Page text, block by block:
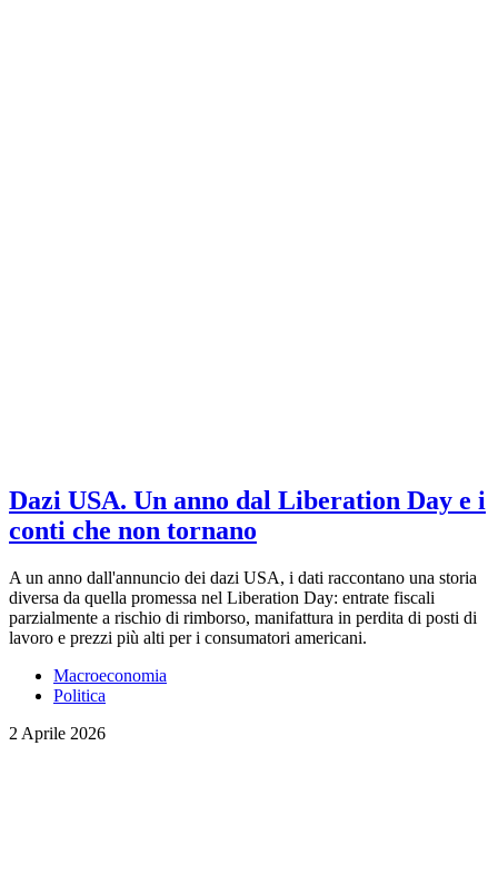
Dazi USA. Un anno dal Liberation Day e i
conti che non tornano
A un anno dall'annuncio dei dazi USA, i dati raccontano una storia
diversa da quella promessa nel Liberation Day: entrate fiscali
parzialmente a rischio di rimborso, manifattura in perdita di posti di
lavoro e prezzi più alti per i consumatori americani.
Macroeconomia
Politica
2 Aprile 2026